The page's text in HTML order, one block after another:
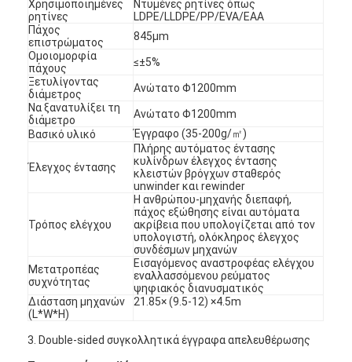
Χρησιμοποιημένες
ρητίνες
Ντυμένες ρητίνες όπως
LDPE/LLDPE/PP/EVA/EAA
Πάχος
επιστρώματος
845μm
Ομοιομορφία
πάχους
≤±5%
Ξετυλίγοντας
διάμετρος
Ανώτατο Φ1200mm
Να ξανατυλίξει τη
διάμετρο
Ανώτατο Φ1200mm
Βασικό υλικό
Έγγραφο (35-200g/㎡)
Έλεγχος έντασης
Πλήρης αυτόματος έντασης
κυλίνδρων έλεγχος έντασης
κλειστών βρόγχων σταθερός
unwinder και rewinder
Τρόπος ελέγχου
Η ανθρώπου-μηχανής διεπαφή,
πάχος εξώθησης είναι αυτόματα
ακρίβεια που υπολογίζεται από τον
υπολογιστή, ολόκληρος έλεγχος
συνδέσμων μηχανών
Μετατροπέας
συχνότητας
Εισαγόμενος αναστροφέας ελέγχου
εναλλασσόμενου ρεύματος
ψηφιακός διανυσματικός
Διάσταση μηχανών
(L*W*H)
21.85× (9.5-12) ×4.5m
3. Double-sided συγκολλητικά έγγραφα απελευθέρωσης